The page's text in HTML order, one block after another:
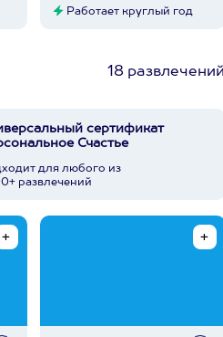
Работает круглый год
18
сертификат
Счастье
для любого из
развлечений